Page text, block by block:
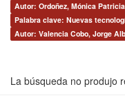
Autor: Ordoñez, Mónica
Palabra clave: Nuevas
Autor: Valencia Cobo, Jorge
La búsqueda no produjo